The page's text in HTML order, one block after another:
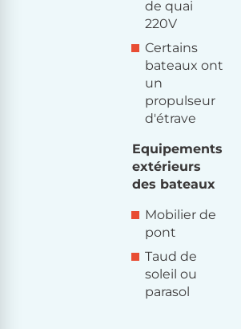
de quai
220V
Certains
bateaux ont
un
propulseur
d'étrave
Equipements
extérieurs
des bateaux
Mobilier de
pont
Taud de
soleil ou
parasol